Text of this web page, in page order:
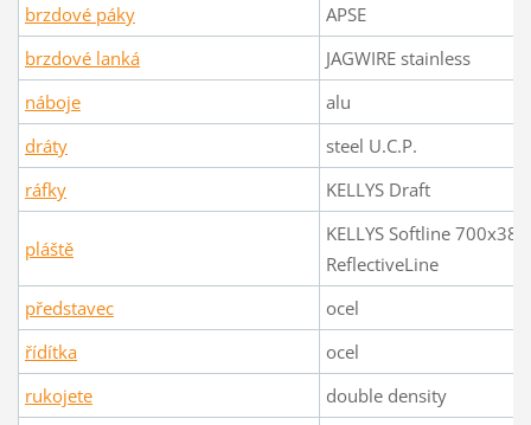
brzdové páky
APSE
brzdové lanká
JAGWIRE stainless
náboje
alu
dráty
steel U.C.P.
ráfky
KELLYS Draft
pláště
KELLYS Softline
ReflectiveLine
představec
ocel
řídítka
ocel
rukojete
double density